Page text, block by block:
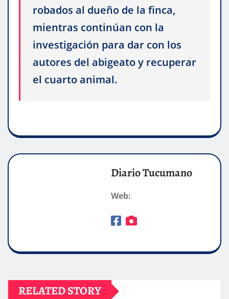
robados al dueño de la finca,
mientras continúan con la
investigación para dar con los
autores del abigeato y recuperar
el cuarto animal.
Diario Tucumano
Web:
RELATED STORY